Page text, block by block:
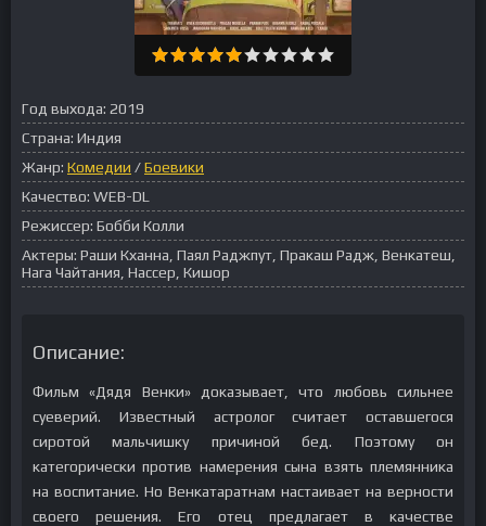
Год выхода: 2019
Страна: Индия
Жанр: Комедии /Боевики
Качество: WEB-DL
Режиссер: Бобби Колли
Актеры: Раши Кханна, Паял Раджпут, Пракаш Радж, Венкатеш,
Нага Чайтания, Нассер, Кишор
Описание:
Фильм «Дядя Венки» доказывает, что любовь сильнее
суеверий. Известный астролог считает оставшегося
сиротой мальчишку причиной бед. Поэтому он
категорически против намерения сына взять племянника
на воспитание. Но Венкатаратнам настаивает на верности
своего решения. Его отец предлагает в качестве